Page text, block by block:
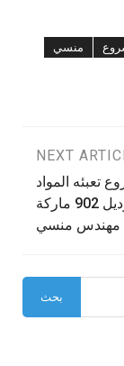
منسي
NEXT
تعبئه المواد
الغذائيه موديل 902 ماركة
مهندس منسي